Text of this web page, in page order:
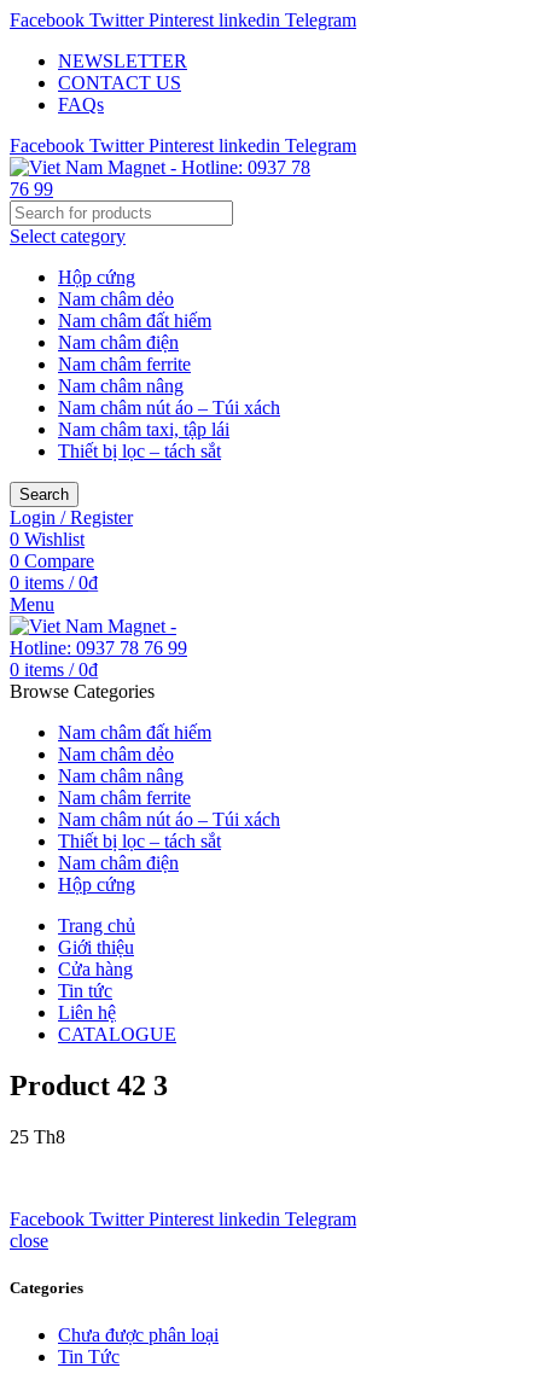
Facebook Twitter Pinterest linkedin Telegram
NEWSLETTER
CONTACT US
FAQs
Facebook Twitter Pinterest linkedin Telegram
Select category
Hộp cứng
Nam châm dẻo
Nam châm đất hiếm
Nam châm điện
Nam châm ferrite
Nam châm nâng
Nam châm nút áo – Túi xách
Nam châm taxi, tập lái
Thiết bị lọc – tách sắt
Search
Login / Register
0 Wishlist
0 Compare
0 items / 0₫
Menu
0 items / 0₫
Browse Categories
Nam châm đất hiếm
Nam châm dẻo
Nam châm nâng
Nam châm ferrite
Nam châm nút áo – Túi xách
Thiết bị lọc – tách sắt
Nam châm điện
Hộp cứng
Trang chủ
Giới thiệu
Cửa hàng
Tin tức
Liên hệ
CATALOGUE
Product 42 3
25 Th8
Facebook Twitter Pinterest linkedin Telegram
close
Categories
Chưa được phân loại
Tin Tức